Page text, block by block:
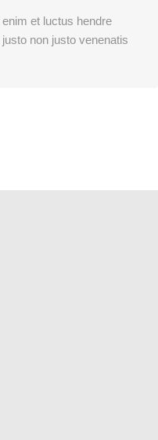
et luctus hendre
non justo venenatis